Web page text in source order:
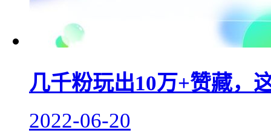
几千粉玩出10万+赞藏，
2022-06-20